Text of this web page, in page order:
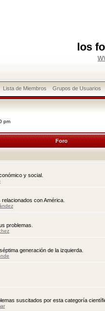
los
Lista de Miembros Grupos de Usuarios
pm
Foro
y social.
con América.
problemas.
generación de la izquierda.
suscitados por esta categoría